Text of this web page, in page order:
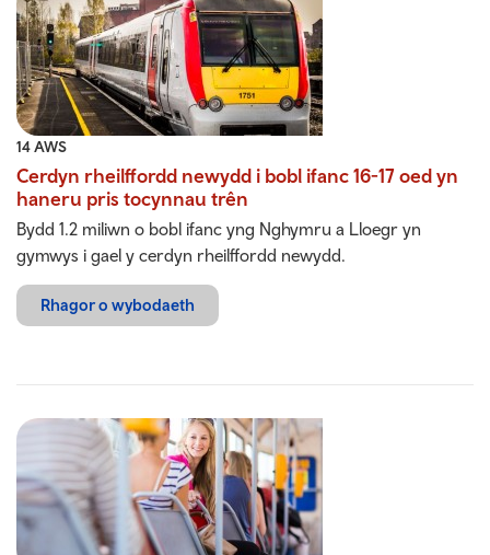
14 AWS
Cerdyn rheilffordd newydd i bobl ifanc 16-17 oed yn
haneru pris tocynnau trên
Bydd 1.2 miliwn o bobl ifanc yng Nghymru a Lloegr yn
gymwys i gael y cerdyn rheilffordd newydd.
Rhagor o wybodaeth